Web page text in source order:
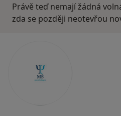
Právě teď nemají žádná
zda se později neotevřou